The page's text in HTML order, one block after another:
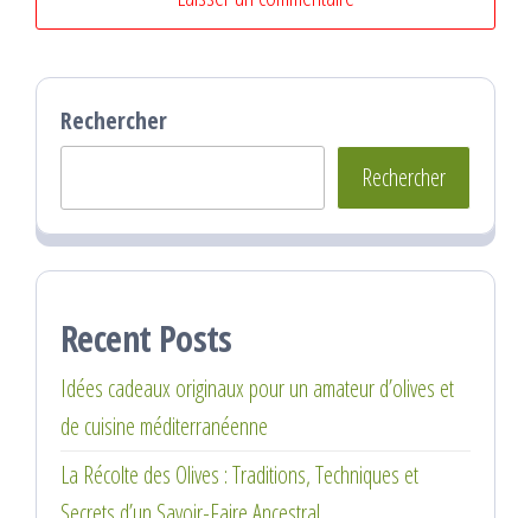
Rechercher
Rechercher
Recent Posts
Idées cadeaux originaux pour un amateur d’olives et
de cuisine méditerranéenne
La Récolte des Olives : Traditions, Techniques et